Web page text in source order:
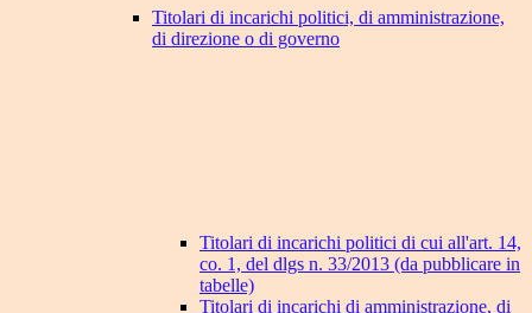
Titolari di incarichi politici, di amministrazione,
di direzione o di governo
Titolari di incarichi politici di cui all'art. 14,
co. 1, del dlgs n. 33/2013 (da pubblicare in
tabelle)
Titolari di incarichi di amministrazione, di